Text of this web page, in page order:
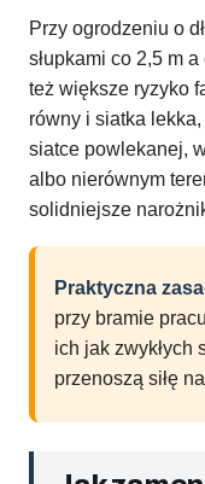
Przy ogrodzeniu o
słupkami co 2,5 m
też większe ryzyko
równy i siatka
siatce powlekanej,
albo nierównym
solidniejsze
Praktyczna
przy bramie
ich jak zwykłych
przenoszą siłę